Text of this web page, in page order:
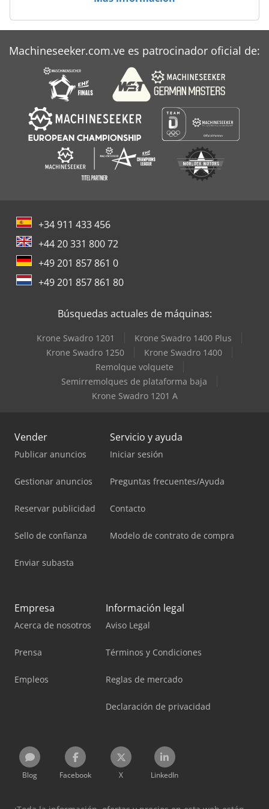
Machineseeker.com.ve es patrocinador oficial de:
+34 911 433 456
+44 20 331 800 72
+49 201 857 861 0
+49 201 857 861 80
Búsquedas actuales de máquinas:
Krone Swadro 1201
Krone Swadro 1400 Plus
Krone Swadro 1250
Krone Swadro 1400
Remolque volquete
Semirremolques de plataforma baja
Krone Swadro 1201 A
Vender
Publicar anuncios
Gestionar anuncios
Reservar publicidad
Sello de confianza
Enviar subasta
Servicio y ayuda
Iniciar sesión
Preguntas frecuentes/Ayuda
Contacto
Modelo de contrato de compra
Empresa
Acerca de nosotros
Prensa
Empleos
Información legal
Aviso Legal
Términos y Condiciones
Reglas de mercado
Declaración de privacidad
Blog Facebook X LinkedIn